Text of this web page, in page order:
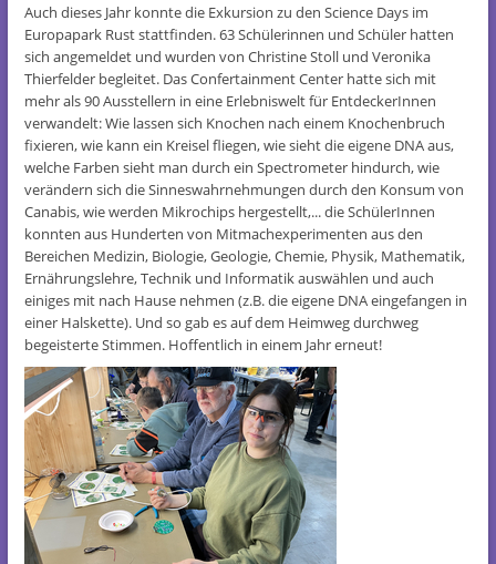
Auch dieses Jahr konnte die Exkursion zu den Science Days im
Europapark Rust stattfinden. 63 Schülerinnen und Schüler hatten
sich angemeldet und wurden von Christine Stoll und Veronika
Thierfelder begleitet. Das Confertainment Center hatte sich mit
mehr als 90 Ausstellern in eine Erlebniswelt für EntdeckerInnen
verwandelt: Wie lassen sich Knochen nach einem Knochenbruch
fixieren, wie kann ein Kreisel fliegen, wie sieht die eigene DNA aus,
welche Farben sieht man durch ein Spectrometer hindurch, wie
verändern sich die Sinneswahrnehmungen durch den Konsum von
Canabis, wie werden Mikrochips hergestellt,... die SchülerInnen
konnten aus Hunderten von Mitmachexperimenten aus den
Bereichen Medizin, Biologie, Geologie, Chemie, Physik, Mathematik,
Ernährungslehre, Technik und Informatik auswählen und auch
einiges mit nach Hause nehmen (z.B. die eigene DNA eingefangen in
einer Halskette). Und so gab es auf dem Heimweg durchweg
begeisterte Stimmen. Hoffentlich in einem Jahr erneut!